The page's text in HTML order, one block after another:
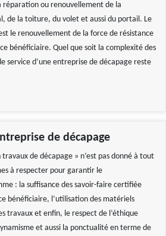
ou renouvellement de la
de la toiture, du volet et aussi du portail. Le
le renouvellement de la force de résistance
bénéficiaire. Quel que soit la complexité des
d’une entreprise de décapage reste
de décapage
de décapage » n’est pas donné à tout
à respecter pour garantir le
: la suffisance des savoir-faire certifiée
bénéficiaire, l’utilisation des matériels
travaux et enfin, le respect de l’éthique
et aussi la ponctualité en terme de